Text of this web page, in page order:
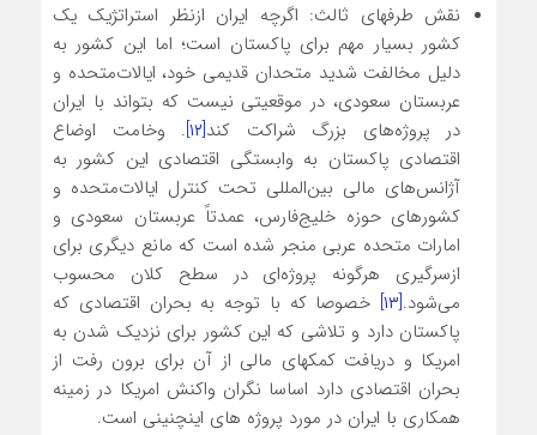
نقش طرفهای ثالث: اگرچه ایران ازنظر استراتژیک یک
کشور بسیار مهم برای پاکستان است؛ اما این کشور به
دلیل مخالفت شدید متحدان قدیمی خود، ایالات‌متحده و
عربستان سعودی، در موقعیتی نیست که بتواند با ایران
در پروژه‌های بزرگ شراکت کند[۱۲]
. وخامت اوضاع
اقتصادی پاکستان به وابستگی اقتصادی این کشور به
آژانس‌های مالی بین‌المللی تحت کنترل ایالات‌متحده و
کشورهای حوزه خلیج‌فارس، عمدتاً عربستان سعودی و
امارات متحده عربی منجر شده است که مانع دیگری برای
ازسرگیری هرگونه پروژه‌ای در سطح کلان محسوب
می‌شود.[۱۳]
خصوصا که با توجه به بحران اقتصادی که
پاکستان دارد و تلاشی که این کشور برای نزدیک شدن به
امریکا و دریافت کمکهای مالی از آن برای برون رفت از
بحران اقتصادی دارد اساسا نگران واکنش امریکا در زمینه
همکاری با ایران در مورد پروژه های اینچنینی است.